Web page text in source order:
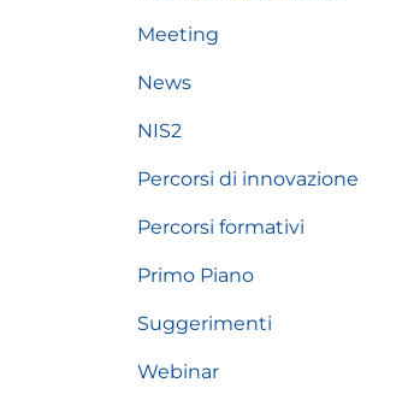
Meeting
News
NIS2
Percorsi di innovazione
Percorsi formativi
Primo Piano
Suggerimenti
Webinar